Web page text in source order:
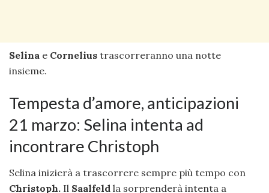
Selina e Cornelius trascorreranno una notte
insieme.
Tempesta d’amore, anticipazioni
21 marzo: Selina intenta ad
incontrare Christoph
Selina inizierà a trascorrere sempre più tempo con
Christoph. Il Saalfeld la sorprenderà intenta a